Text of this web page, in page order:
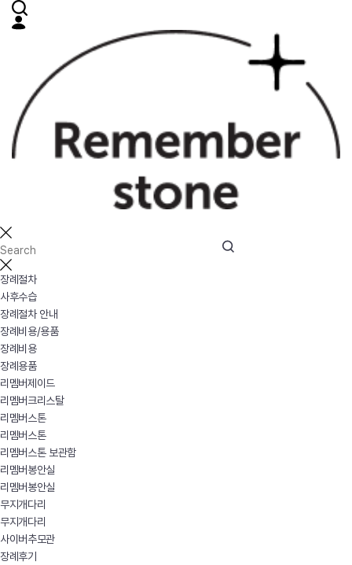
장례절차
사후수습
장례절차 안내
장례비용/용품
장례비용
장례용품
리멤버제이드
리멤버크리스탈
리멤버스톤
리멤버스톤
리멤버스톤 보관함
리멤버봉안실
리멤버봉안실
무지개다리
무지개다리
사이버추모관
장례후기